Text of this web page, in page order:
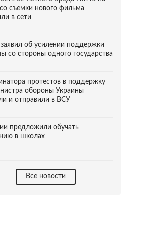
съемки нового фильма
в сети
заявил об усилении поддержки
со стороны одного государства
протестов в поддержку
обороны Украины
и отправили в ВСУ
предложили обучать
в школах
Все новости